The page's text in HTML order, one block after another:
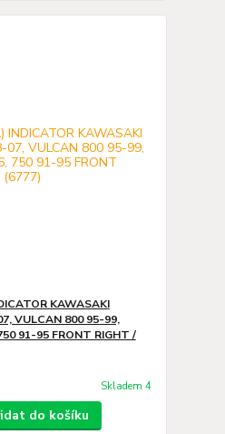
KAWASAKI
VULCAN 800 95-99,
91-95 FRONT RIGHT /
Skladem 4
do košíku